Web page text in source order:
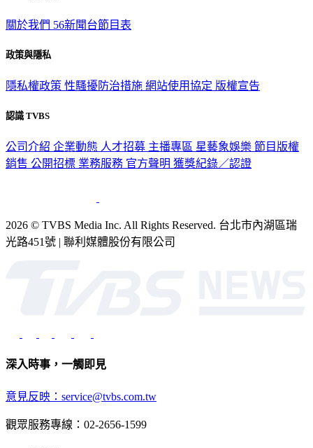
關於我們 56新聞台節目表
政策與隱私
隱私權政策 性騷擾防治措施 網站使用協定 版權宣告
認識 TVBS
公司介紹 企業動態 人才招募 主播專區 星藝象娛樂 節目版權
銷售 公開招標 業務服務 官方聲明 獲獎紀錄／認證
2026 © TVBS Media Inc. All Rights Reserved. 台北市內湖區瑞
光路451號 | 聯利媒體股份有限公司
深入時事，一觸即見
意見反映：service@tvbs.com.tw
觀眾服務專線：02-2656-1599